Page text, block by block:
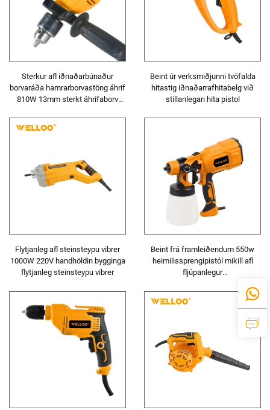
Sterkur afl iðnaðarbúnaður
borvaráða hamrarborvastöng áhrif
810W 13mm sterkt áhrifaborv
Beint úr verksmiðjunni tvöfalda
hitastig iðnaðarrafhitabelg við
stillanlegan hita pistol
Flytjanleg afl steinsteypu vibrer
1000W 220V handhöldin bygginga
flytjanleg steinsteypu vibrer
Beint frá framleiðendum 550w
heimilissprengipistól mikill afl
fljúpanlegur